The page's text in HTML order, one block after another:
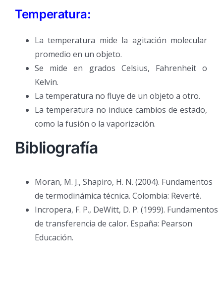
Temperatura:
La temperatura mide la agitación molecular
promedio en un objeto.
Se mide en grados Celsius, Fahrenheit o
Kelvin.
La temperatura no fluye de un objeto a otro.
La temperatura no induce cambios de estado,
como la fusión o la vaporización.
Bibliografía
Moran, M. J., Shapiro, H. N. (2004). Fundamentos
de termodinámica técnica. Colombia: Reverté.
Incropera, F. P., DeWitt, D. P. (1999). Fundamentos
de transferencia de calor. España: Pearson
Educación.